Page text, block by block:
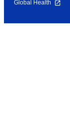
Global Health